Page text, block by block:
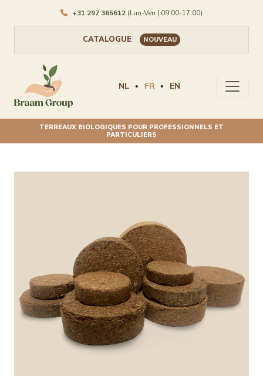
+31 297 365612 (Lun-Ven | 09:00-17:00)
CATALOGUE NOUVEAU
NL • FR • EN
TERREAUX BIOLOGIQUES POUR PROFESSIONNELS ET
PARTICULIERS